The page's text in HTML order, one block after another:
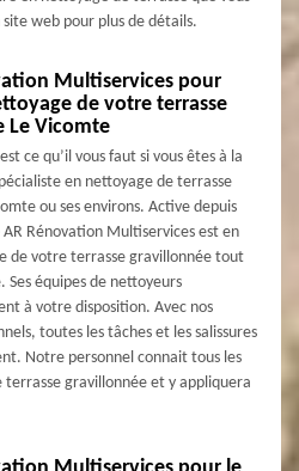
web pour plus de détails.
Multiservices pour
de votre terrasse
Le Vicomte
ce qu’il vous faut si vous êtes à la
en nettoyage de terrasse
ou ses environs. Active depuis
Rénovation Multiservices est en
de votre terrasse gravillonnée tout
équipes de nettoyeurs
à votre disposition. Avec nos
toutes les tâches et les salissures
Notre personnel connait tous les
terrasse gravillonnée et y appliquera